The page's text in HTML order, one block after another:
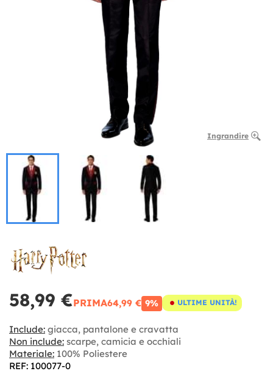
Ingrandire
58,99 €PRIMA64,99 € 9% ULTIME UNITÀ!
Include: giacca, pantalone e cravatta
Non include: scarpe, camicia e occhiali
Materiale: 100% Poliestere
REF: 100077-0